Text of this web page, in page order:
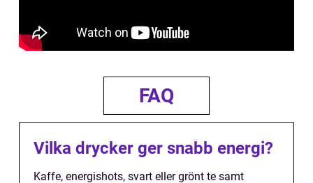
FAQ
Vilka drycker ger snabb energi?
Kaffe, energishots, svart eller grönt te samt